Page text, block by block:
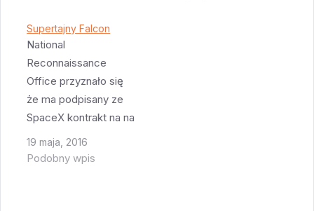
wykryto jakieś
nieprawidłowości. I
teraz trzeba
sprawdzić czy
podobne testy były
wykonane dla Zumy,
czy te wyniki nie
Supertajny Falcon
National
Reconnaissance
Office przyznało się
że ma podpisany ze
SpaceX kontrakt na na
wystrzelenie
supertajnego ładunku
19 maja, 2016
Podobny wpis